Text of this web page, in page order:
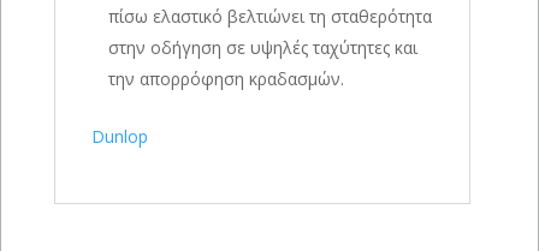
πίσω ελαστικό βελτιώνει τη σταθερότητα
στην οδήγηση σε υψηλές ταχύτητες και
την απορρόφηση κραδασμών.
Dunlop